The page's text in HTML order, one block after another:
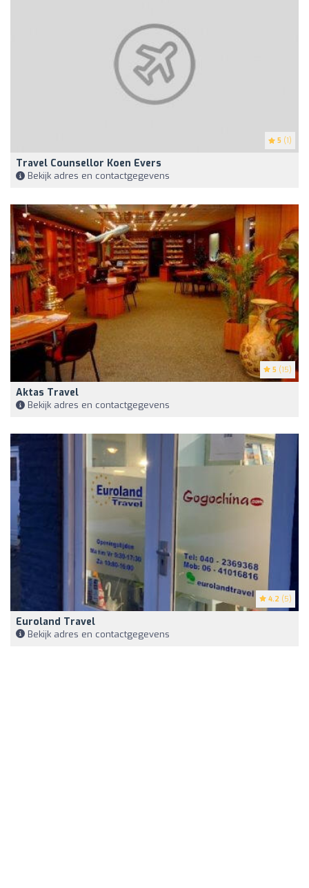
5 (1)
Travel Counsellor Koen Evers
Bekijk adres en contactgegevens
5 (15)
Aktas Travel
Bekijk adres en contactgegevens
4.2 (5)
Euroland Travel
Bekijk adres en contactgegevens